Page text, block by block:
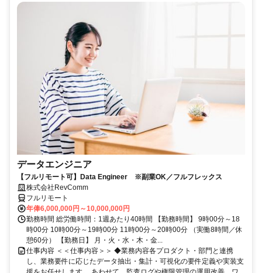
データエンジニア
【フルリモート可】Data Engineer ※副業OK／フルフレックス
株式会社RevComm
フルリモート
年俸6,000,000円～10,000,000円
勤務時間 総労働時間：1週あたり40時間 【勤務時間】 9時00分～18
時00分 10時00分～19時00分 11時00分～20時00分 （実働8時間／休
憩60分） 【勤務日】 月・火・水・木・金...
仕事内容 ＜＜仕事内容＞＞ ◆業務内容各プロダクト・部門と連携
し、業務要件に応じたデータ抽出・集計・可視化の要件定義や実装支